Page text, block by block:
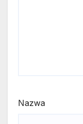
Nazwa